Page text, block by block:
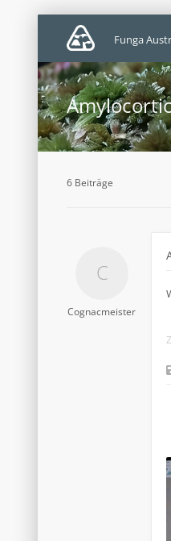
Funga
6 Beiträge
Cognacmeister